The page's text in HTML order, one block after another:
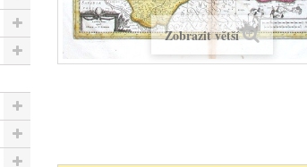
Zobrazit větší